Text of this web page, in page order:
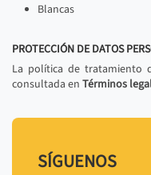
Blancas
PROTECCIÓN DE DATOS
La política de tratamiento
consultada en Términos
SÍGUENOS